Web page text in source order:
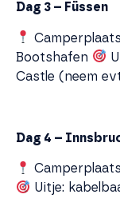
Dag 3 – Füssen
Bootshafen
Castle (neem
Dag 4 –
Uitje: